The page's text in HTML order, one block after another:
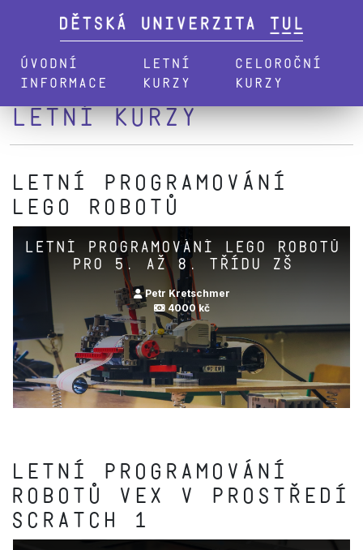
Úvodní
informace
Letní
kurzy
Celoroční
kurzy
Letní kurzy
Letní Programování
LEGO robotů
Letní Programování LEGO robotů
pro 5. až 8. třídu ZŠ
Petr Kretschmer
4000 kč
Letní Programování
robotů VEX v prostředí
Scratch 1